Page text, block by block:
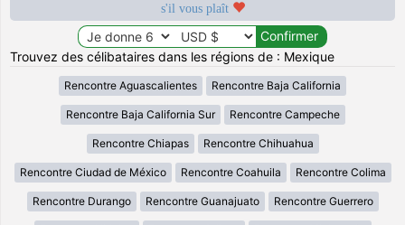
s'il vous plaît
Trouvez des célibataires dans les régions de : Mexique
Rencontre Aguascalientes Rencontre Baja California
Rencontre Baja California Sur Rencontre Campeche
Rencontre Chiapas Rencontre Chihuahua
Rencontre Ciudad de México Rencontre Coahuila Rencontre Colima
Rencontre Durango Rencontre Guanajuato Rencontre Guerrero